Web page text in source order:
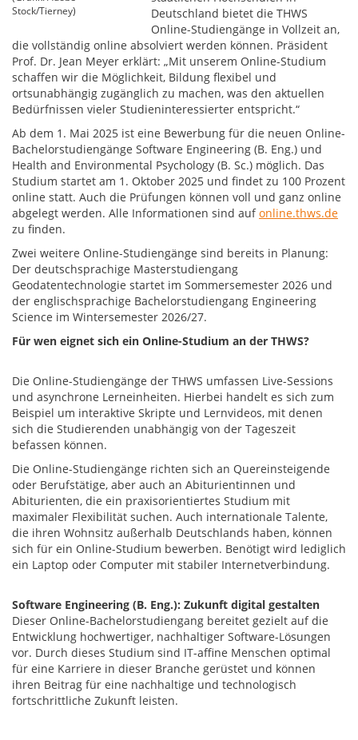
Stock/Tierney)
Deutschland bietet die THWS
Online-Studiengänge in Vollzeit an,
die vollständig online absolviert werden können. Präsident
Prof. Dr. Jean Meyer erklärt: „Mit unserem Online-Studium
schaffen wir die Möglichkeit, Bildung flexibel und
ortsunabhängig zugänglich zu machen, was den aktuellen
Bedürfnissen vieler Studieninteressierter entspricht.“
Ab dem 1. Mai 2025 ist eine Bewerbung für die neuen Online-
Bachelorstudiengänge Software Engineering (B. Eng.) und
Health and Environmental Psychology (B. Sc.) möglich. Das
Studium startet am 1. Oktober 2025 und findet zu 100 Prozent
online statt. Auch die Prüfungen können voll und ganz online
abgelegt werden. Alle Informationen sind aufonline.thws.de
zu finden.
Zwei weitere Online-Studiengänge sind bereits in Planung:
Der deutschsprachige Masterstudiengang
Geodatentechnologie startet im Sommersemester 2026 und
der englischsprachige Bachelorstudiengang Engineering
Science im Wintersemester 2026/27.
Für wen eignet sich ein Online-Studium an der THWS?
Die Online-Studiengänge der THWS umfassen Live-Sessions
und asynchrone Lerneinheiten. Hierbei handelt es sich zum
Beispiel um interaktive Skripte und Lernvideos, mit denen
sich die Studierenden unabhängig von der Tageszeit
befassen können.
Die Online-Studiengänge richten sich an Quereinsteigende
oder Berufstätige, aber auch an Abiturientinnen und
Abiturienten, die ein praxisorientiertes Studium mit
maximaler Flexibilität suchen. Auch internationale Talente,
die ihren Wohnsitz außerhalb Deutschlands haben, können
sich für ein Online-Studium bewerben. Benötigt wird lediglich
ein Laptop oder Computer mit stabiler Internetverbindung.
Software Engineering (B. Eng.): Zukunft digital gestalten
Dieser Online-Bachelorstudiengang bereitet gezielt auf die
Entwicklung hochwertiger, nachhaltiger Software-Lösungen
vor. Durch dieses Studium sind IT-affine Menschen optimal
für eine Karriere in dieser Branche gerüstet und können
ihren Beitrag für eine nachhaltige und technologisch
fortschrittliche Zukunft leisten.